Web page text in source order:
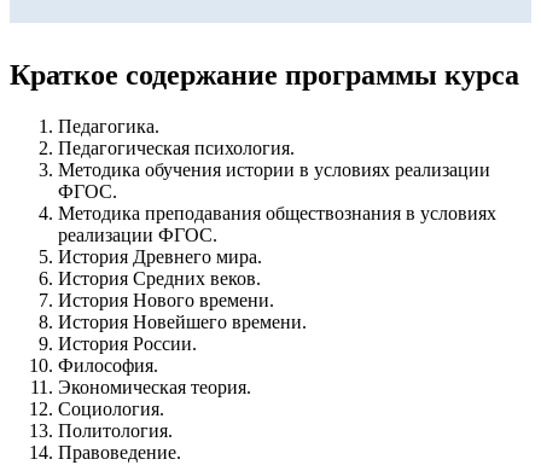
Краткое содержание программы курса
Педагогика.
Педагогическая психология.
Методика обучения истории в условиях реализации
ФГОС.
Методика преподавания обществознания в условиях
реализации ФГОС.
История Древнего мира.
История Средних веков.
История Нового времени.
История Новейшего времени.
История России.
Философия.
Экономическая теория.
Социология.
Политология.
Правоведение.